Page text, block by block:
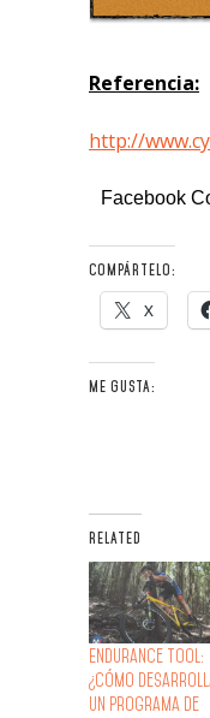
Referencia:
http://
Facebook
COMPÁRTELO:
X
ME GUSTA:
RELATED
Endurance Tool:
¿Cómo
un Programa de